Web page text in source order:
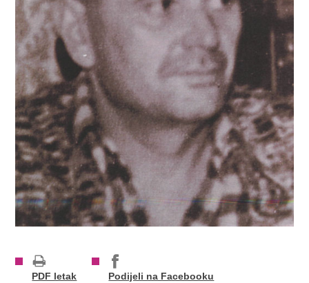
PDF letak Podijeli na Facebooku